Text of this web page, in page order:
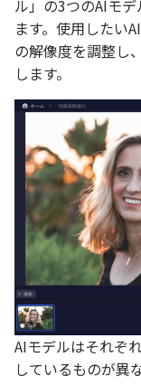
ル」の3つのAIモ
ます。使用したい
の解像度を調整し
します。
AIモデルはそれぞ
しているものが異